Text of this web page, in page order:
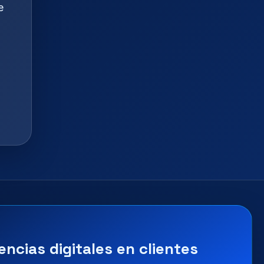
digitales en clientes